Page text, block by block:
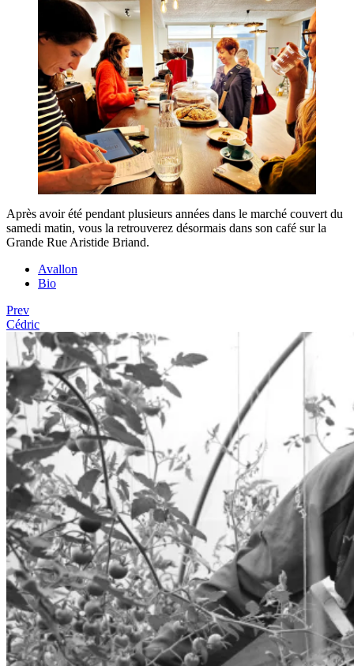
Après avoir été pendant plusieurs années dans le marché couvert du
samedi matin, vous la retrouverez désormais dans son café sur la
Grande Rue Aristide Briand.
Avallon
Bio
Prev
Cédric